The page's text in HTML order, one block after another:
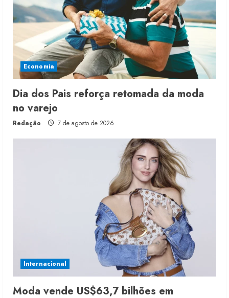
Economia
Dia dos Pais reforça retomada da moda
no varejo
Redação 7 de agosto de 2026
Internacional
Moda vende US$63,7 bilhões em